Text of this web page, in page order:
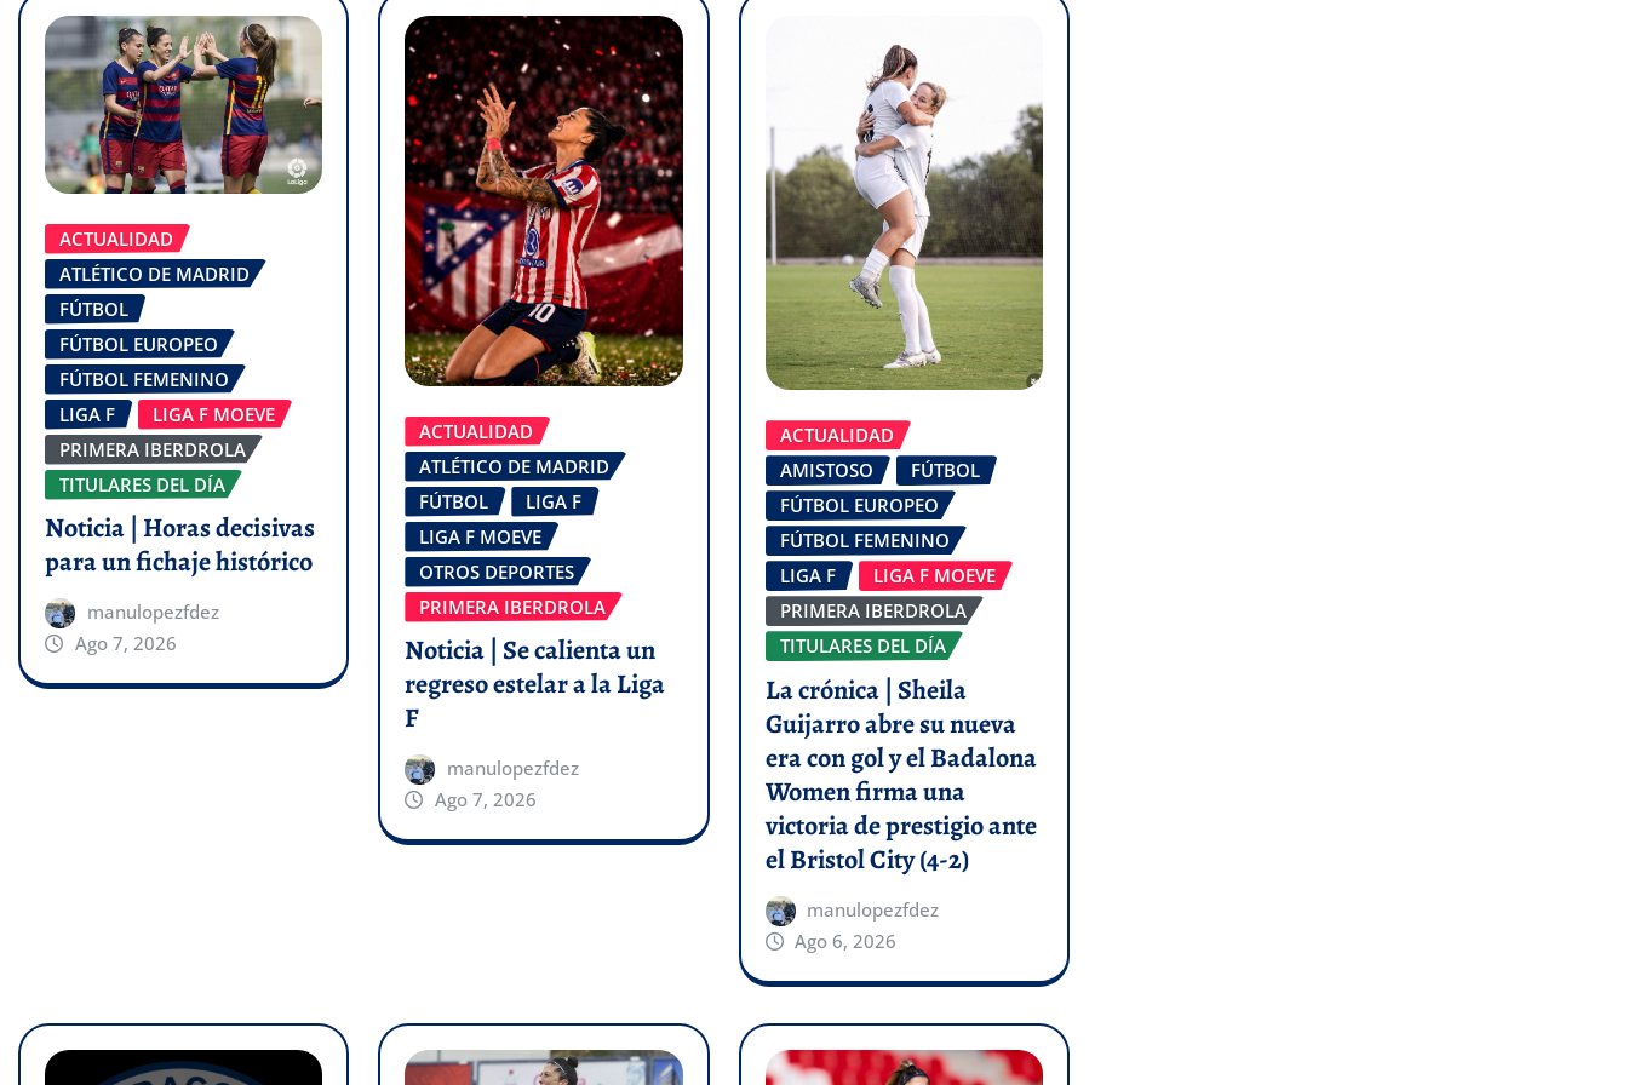
ACTUALIDAD
ATLÉTICO DE MADRID
FÚTBOL
FÚTBOL EUROPEO
FÚTBOL FEMENINO
LIGA F
LIGA F MOEVE
PRIMERA IBERDROLA
TITULARES DEL DÍA
Noticia | Horas decisivas
para un fichaje histórico
manulopezfdez
Ago 7, 2026
ACTUALIDAD
ATLÉTICO DE MADRID
FÚTBOL
LIGA F
LIGA F MOEVE
OTROS DEPORTES
PRIMERA IBERDROLA
Noticia | Se calienta un
regreso estelar a la Liga
F
manulopezfdez
Ago 7, 2026
ACTUALIDAD
AMISTOSO
FÚTBOL
FÚTBOL EUROPEO
FÚTBOL FEMENINO
LIGA F
LIGA F MOEVE
PRIMERA IBERDROLA
TITULARES DEL DÍA
La crónica | Sheila
Guijarro abre su nueva
era con gol y el Badalona
Women firma una
victoria de prestigio ante
el Bristol City (4-2)
manulopezfdez
Ago 6, 2026